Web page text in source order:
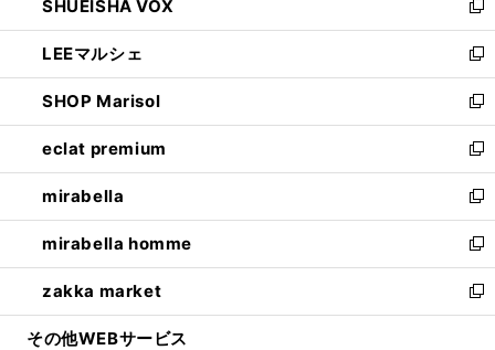
で
開
く
ド
ウ
で
開
く
ィ
ン
ド
ウ
で
開
く
い
ウ
ィ
ン
ド
ウ
で
開
く
SHUEISHA VOX
新
し
い
ウ
ィ
ン
ド
ウ
で
開
く
LEEマルシェ
新
し
い
ウ
ィ
ン
ド
ウ
で
開
く
SHOP Marisol
新
し
い
ウ
ィ
ン
ド
ウ
で
開
eclat premium
新
し
い
ウ
ィ
ン
ド
ウ
mirabella
新
し
い
ウ
ィ
ン
mirabella homme
新
し
い
ウ
zakka market
新
し
その他WEBサービス